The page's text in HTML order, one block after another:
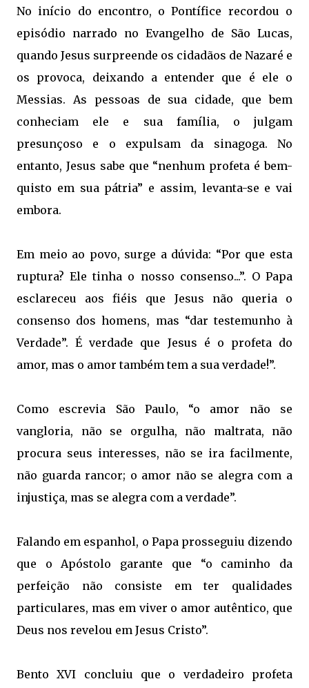
No início do encontro, o Pontífice recordou o
episódio narrado no Evangelho de São Lucas,
quando Jesus surpreende os cidadãos de Nazaré e
os provoca, deixando a entender que é ele o
Messias. As pessoas de sua cidade, que bem
conheciam ele e sua família, o julgam
presunçoso e o expulsam da sinagoga. No
entanto, Jesus sabe que “nenhum profeta é bem-
quisto em sua pátria” e assim, levanta-se e vai
embora.
Em meio ao povo, surge a dúvida: “Por que esta
ruptura? Ele tinha o nosso consenso...”. O Papa
esclareceu aos fiéis que Jesus não queria o
consenso dos homens, mas “dar testemunho à
Verdade”. É verdade que Jesus é o profeta do
amor, mas o amor também tem a sua verdade!”.
Como escrevia São Paulo, “o amor não se
vangloria, não se orgulha, não maltrata, não
procura seus interesses, não se ira facilmente,
não guarda rancor; o amor não se alegra com a
injustiça, mas se alegra com a verdade”.
Falando em espanhol, o Papa prosseguiu dizendo
que o Apóstolo garante que “o caminho da
perfeição não consiste em ter qualidades
particulares, mas em viver o amor autêntico, que
Deus nos revelou em Jesus Cristo”.
Bento XVI concluiu que o verdadeiro profeta